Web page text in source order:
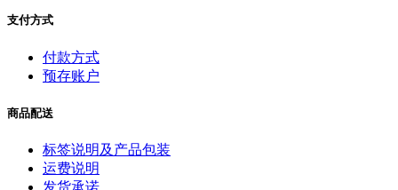
支付方式
付款方式
预存账户
商品配送
标签说明及产品包装
运费说明
发货承诺